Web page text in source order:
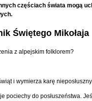
częściach świata mogą
Świętego Mikołaja
z alpejskim folklorem?
i wymierza karę
pociechy do posłuszeństwa.